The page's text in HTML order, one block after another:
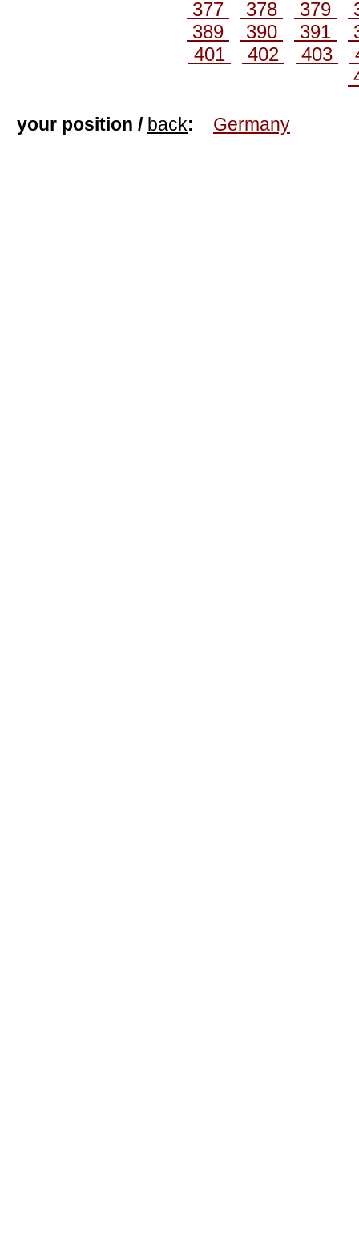
377 378 379
389
390 391
401
402 403
your position / back: Germany